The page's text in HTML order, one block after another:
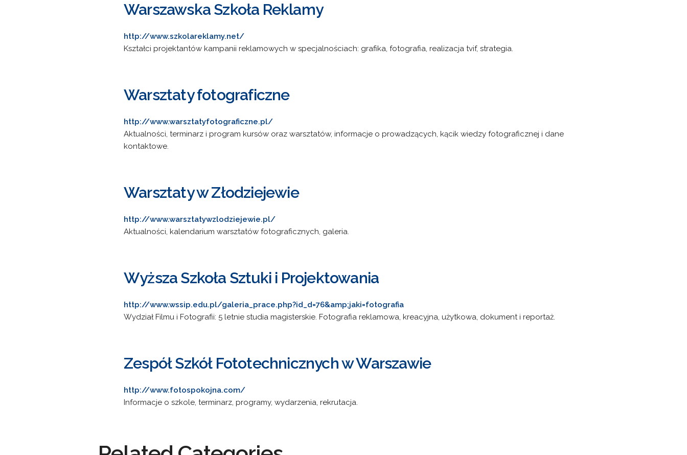
Warszawska Szkoła Reklamy
http://www.szkolareklamy.net/
Kształci projektantów kampanii reklamowych w specjalnościach: grafika, fotografia, realizacja tvif, strategia.
Warsztaty fotograficzne
http://www.warsztatyfotograficzne.pl/
Aktualności, terminarz i program kursów oraz warsztatów, informacje o prowadzących, kącik wiedzy fotograficznej i dane
kontaktowe.
Warsztaty w Złodziejewie
http://www.warsztatywzlodziejewie.pl/
Aktualności, kalendarium warsztatów fotograficznych, galeria.
Wyższa Szkoła Sztuki i Projektowania
http://www.wssip.edu.pl/galeria_prace.php?id_d=76&amp;jaki=fotografia
Wydział Filmu i Fotografii: 5 letnie studia magisterskie. Fotografia reklamowa, kreacyjna, użytkowa, dokument i reportaż.
Zespół Szkół Fototechnicznych w Warszawie
http://www.fotospokojna.com/
Informacje o szkole, terminarz, programy, wydarzenia, rekrutacja.